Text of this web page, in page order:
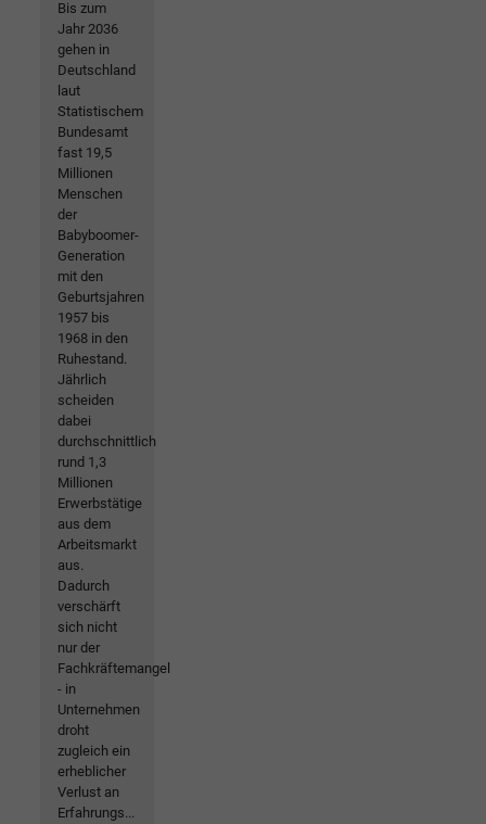
Bis zum
Jahr 2036
gehen in
Deutschland
laut
Statistischem
Bundesamt
fast 19,5
Millionen
Menschen
der
Babyboomer-
Generation
mit den
Geburtsjahren
1957 bis
1968 in den
Ruhestand.
Jährlich
scheiden
dabei
durchschnittlich
rund 1,3
Millionen
Erwerbstätige
aus dem
Arbeitsmarkt
aus.
Dadurch
verschärft
sich nicht
nur der
Fachkräftemangel
- in
Unternehmen
droht
zugleich ein
erheblicher
Verlust an
Erfahrungs...